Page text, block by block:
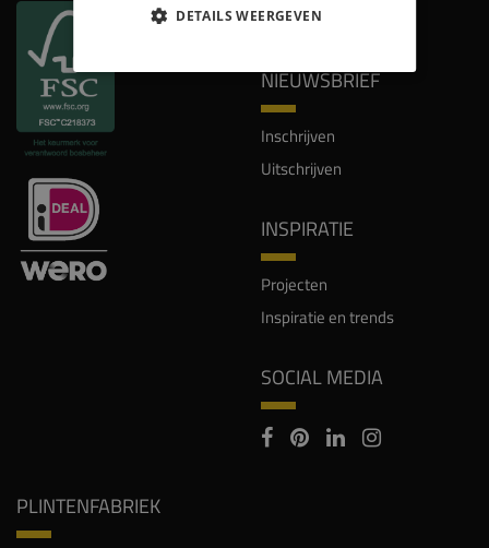
Kadobon
NIEUWSBRIEF
Inschrijven
Uitschrijven
INSPIRATIE
Projecten
Inspiratie en trends
SOCIAL MEDIA
PLINTENFABRIEK
DETAILS WEERGEVEN